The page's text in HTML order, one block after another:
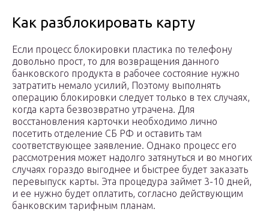
Как разблокировать карту
Если процесс блокировки пластика по телефону
довольно прост, то для возвращения данного
банковского продукта в рабочее состояние нужно
затратить немало усилий, Поэтому выполнять
операцию блокировки следует только в тех случаях,
когда карта безвозвратно утрачена. Для
восстановления карточки необходимо лично
посетить отделение СБ РФ и оставить там
соответствующее заявление. Однако процесс его
рассмотрения может надолго затянуться и во многих
случаях гораздо выгоднее и быстрее будет заказать
перевыпуск карты. Эта процедура займет 3-10 дней,
и ее нужно будет оплатить, согласно действующим
банковским тарифным планам.